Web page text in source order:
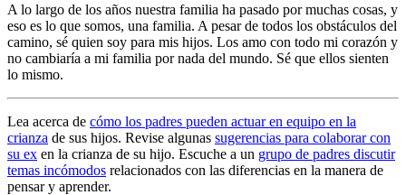
A lo largo de los años nuestra familia ha pasado por muchas cosas, y
eso es lo que somos, una familia. A pesar de todos los obstáculos del
camino, sé quien soy para mis hijos. Los amo con todo mi corazón y
no cambiaría a mi familia por nada del mundo. Sé que ellos sienten
lo mismo.
Lea acerca de cómo los padres pueden actuar en equipo en la
crianza de sus hijos. Revise algunas sugerencias para colaborar con
su ex en la crianza de su hijo. Escuche a un grupo de padres discutir
temas incómodos relacionados con las diferencias en la manera de
pensar y aprender.